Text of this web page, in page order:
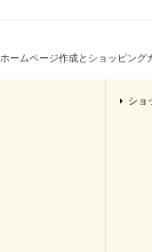
ホームページ作成とショッピング
ショ